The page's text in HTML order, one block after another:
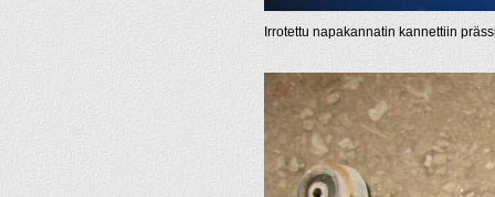
Irrotettu napakannatin kannettiin